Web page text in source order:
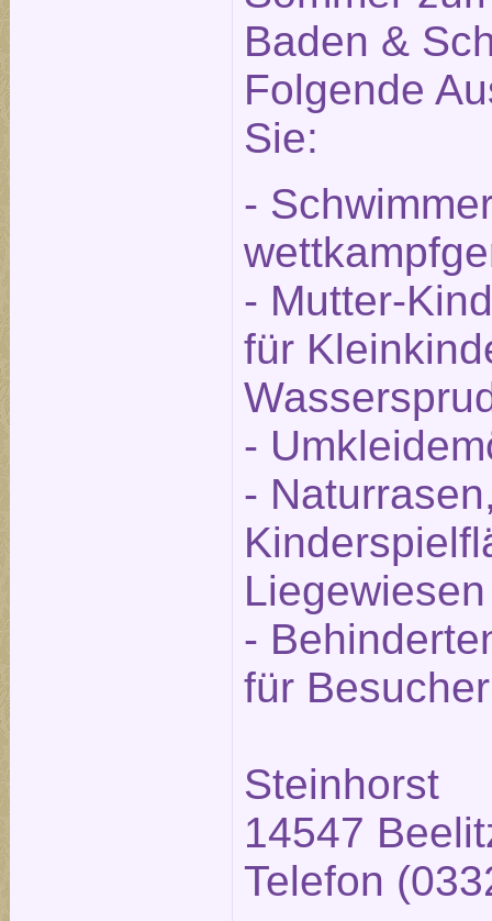
Baden &
Folgende
Sie:
-
- Mutter-
für
-
-
Liegewiesen
-
für
Steinhorst
14547
Telefon